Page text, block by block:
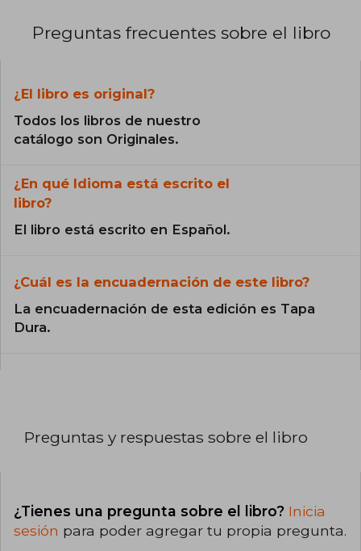
Preguntas frecuentes sobre el libro
¿El libro es original?
Todos los libros de nuestro
catálogo son Originales.
¿En qué Idioma está escrito el
libro?
El libro está escrito en Español.
¿Cuál es la encuadernación de este libro?
La encuadernación de esta edición es Tapa
Dura.
Preguntas y respuestas sobre el libro
¿Tienes una pregunta sobre el libro? Inicia
sesión para poder agregar tu propia pregunta.